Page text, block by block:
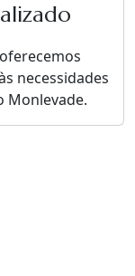
necessidades
Monlevade.